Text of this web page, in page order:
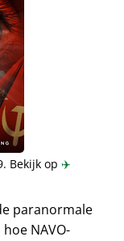
Bekijk op ✈️
paranormale
NAVO-